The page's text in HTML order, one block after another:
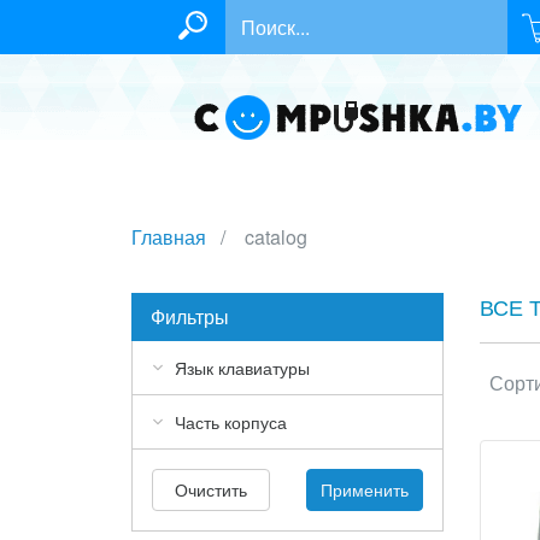
Главная catalog
Фильтры
Язык клавиатуры
Часть корпуса
Очистить Применить
ВСЕ